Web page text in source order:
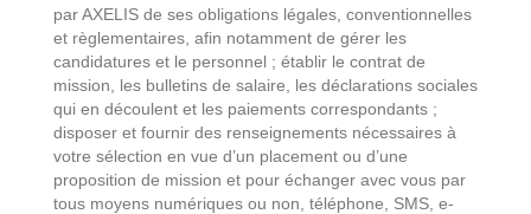
par AXELIS de ses obligations légales, conventionnelles
et règlementaires, afin notamment de gérer les
candidatures et le personnel ; établir le contrat de
mission, les bulletins de salaire, les déclarations sociales
qui en découlent et les paiements correspondants ;
disposer et fournir des renseignements nécessaires à
votre sélection en vue d’un placement ou d’une
proposition de mission et pour échanger avec vous par
tous moyens numériques ou non, téléphone, SMS, e-